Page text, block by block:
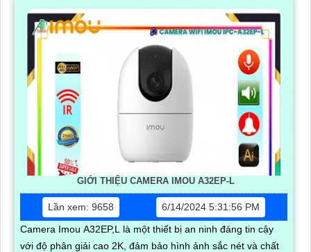
GIỚI THIỆU CAMERA IMOU A32EP-L
Lần xem: 9658
6/14/2024 5:31:56 PM
Camera Imou A32EP,L là một thiết bị an ninh đáng tin cậy
với độ phân giải cao 2K, đảm bảo hình ảnh sắc nét và chất